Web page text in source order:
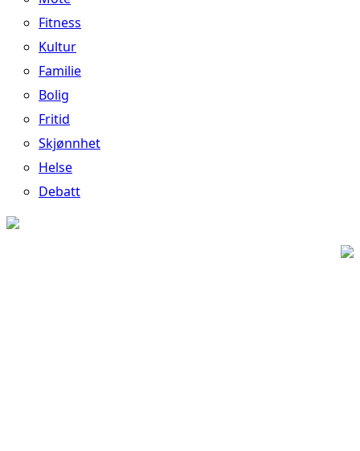
Fitness
Kultur
Familie
Bolig
Fritid
Skjønnhet
Helse
Debatt